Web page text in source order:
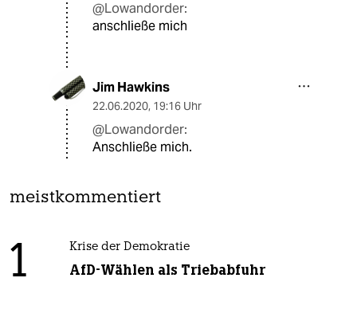
@Lowandorder:
anschließe mich
Jim Hawkins
22.06.2020, 19:16 Uhr
@Lowandorder:
Anschließe mich.
meistkommentiert
1 Krise der Demokratie
AfD-Wählen als Triebabfuhr